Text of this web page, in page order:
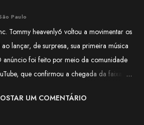
Paulo
Tommy heavenly6 voltou a movimentar os
ao lançar, de surpresa, sua primeira música
anúncio foi feito por meio da comunidade
que confirmou a chegada da faixa às
da artista há mais de uma década.
música é uma versão de Halloween de
UM COMENTÁRIO